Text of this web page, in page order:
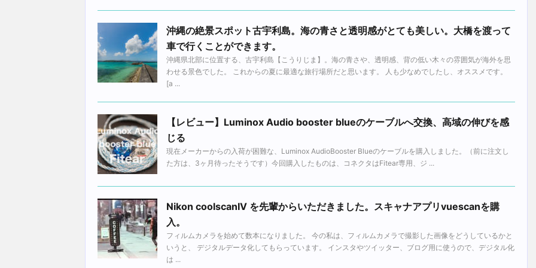
沖縄の絶景スポット古宇利島。海の青さと透明感がとても美しい。大橋を渡って
車で行くことができます。
沖縄県北部に位置する、古宇利島【こうりじま】。海の青さや、透明感、背の低い木々の雰囲気が海外を思
わせる景色でした。 これからの夏に最適な旅行場所だと思います。 人も少なめでしたし、オススメです。
[a ...
【レビュー】Luminox Audio booster blueのケーブルへ交換、高域の伸びを感
じる
現在メーカーからの入荷が困難な、Luminox AudioBooster Blueのケーブルを購入しました。（前に注文し
た方は、3ヶ月待ったそうです）今回購入したものは、コネクタはFitear専用、ジ ...
Nikon coolscanIV を先輩からいただきました。スキャナアプリvuescanを購
入。
フィルムカメラを始めて数本になりました。 今の私は、フィルムカメラで撮影した画像をどうしているかと
いうと、 デジタルデータ化してもらっています。 インスタやツイッター、ブログ用に使うので、デジタル化
は ...